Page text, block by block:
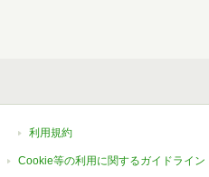
利用規約
Cookie等の利用に関するガイドライン